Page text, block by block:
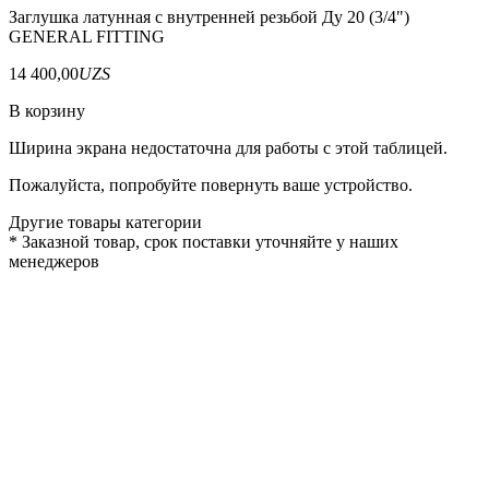
Заглушка латунная с внутренней резьбой Ду 20 (3/4")
GENERAL FITTING
14 400,00UZS
В корзину
Ширина экрана недостаточна для работы с этой таблицей.
Пожалуйста, попробуйте повернуть ваше устройство.
Другие товары категории
* Заказной товар, срок поставки уточняйте у наших
менеджеров